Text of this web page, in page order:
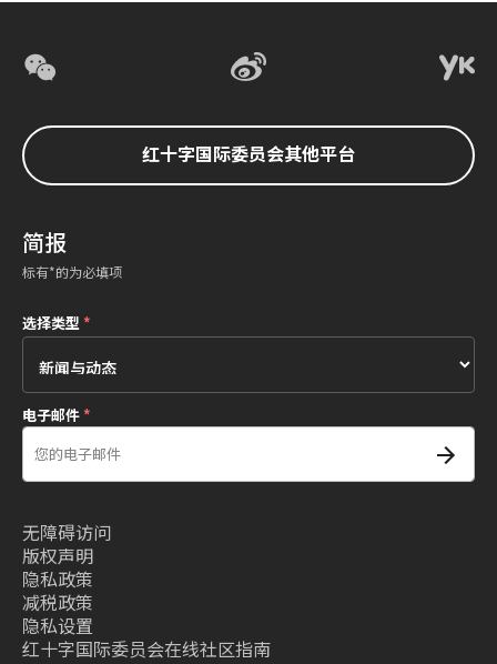
红十字国际委员会其他平台
简报
标有*的为必填项
选择类型*
电子邮件*
无障碍访问
版权声明
隐私政策
减税政策
隐私设置
红十字国际委员会在线社区指南